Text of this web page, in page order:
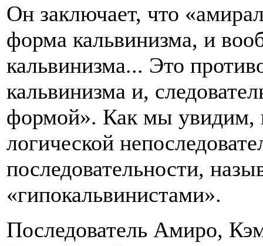
Он заключает, что
форма кальвинизма, и
кальвинизма... Это
кальвинизма и,
формой». Как мы увидим,
логической
последовательности,
«гипокальвинистами».
Последователь Амиро,